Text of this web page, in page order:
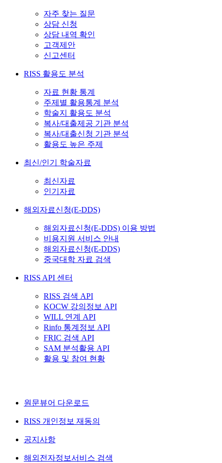
자주 찾는 질문
상담 신청
상담 내역 확인
고객제안
신고센터
RISS 활용도 분석
자료 현황 통계
주제별 활용통계 분석
학술지 활용도 분석
복사/대출제공 기관 분석
복사/대출신청 기관 분석
활용도 높은 주제
최신/인기 학술자료
최신자료
인기자료
해외자료신청(E-DDS)
해외자료신청(E-DDS) 이용 방법
비용지원 서비스 안내
해외자료신청(E-DDS)
중국대학 자료 검색
RISS API 센터
RISS 검색 API
KOCW 강의정보 API
WILL 연계 API
Rinfo 통계정보 API
FRIC 검색 API
SAM 분석활용 API
활용 및 참여 현황
원문뷰어 다운로드
RISS 개인정보 재동의
공지사항
해외전자정보서비스 검색